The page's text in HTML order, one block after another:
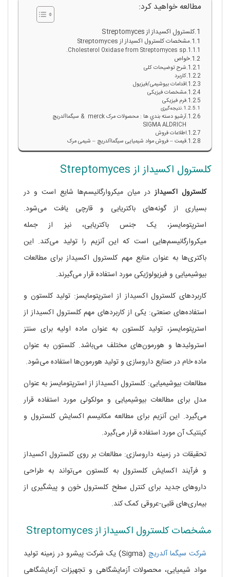
مطالعه خواهید کرد:
کلسترول اکسیداز از Streptomyces
مشخصات کلسترول اکسیداز از Streptomyces
Cholesterol Oxidase from Streptomyces sp.
خواص
شرح توضیحات کلی
کاربرد
اقدامات بیوشیمی/فیزیول
مشخصات فیزیکی
فرم فیزیکی
نتیجه‌گیری
آرشيو دسته بندي ها : محصولات مرک merck & سيگماآلدريچ
SIGMA ALDRICH
اطلاعات فروش
قیمت – فروش مواد شیمیایی سیگماآلدریچ – شیمی مرک
کلسترول اکسیداز از Streptomyces
کلسترول اکسیدازدر میان میکروارگانیسم‌ها شایع است و در
بسیاری از گونه‌های باکتریایی و قارچی یافت می‌شود.
استرپتومایسز، یک جنس باکتریایی، نیز از جمله
میکروارگانیسم‌هایی است که این آنزیم را تولید می‌کند. این
باکتری‌ها به عنوان منابع مهم کلسترول اکسیداز برای مطالعات
بیوشیمیایی و فیزیولوژیکی مورد استفاده قرار می‌گیرند.
کاربردهای کلسترول اکسیداز از استرپتومایسز: تولید کلستون و
استفاده‌های صنعتی: یکی از کاربردهای مهم کلسترول اکسیداز از
استرپتومایسز، تولید کلستون به عنوان ماده اولیه برای سنتز
استروئیدها و هورمون‌های مختلف می‌باشد. کلستون به عنوان
ماده خام در صنایع داروسازی و تولید هورمون‌ها استفاده می‌شود.
مطالعات بیوشیمیایی: کلسترول اکسیداز از استرپتومایسز به عنوان
مدل برای مطالعات بیوشیمیایی و مولکولی مورد استفاده قرار
می‌گیرد. این آنزیم برای مطالعه مکانیسم اکسایش کلسترول و
کینتیک آن مورد استفاده قرار می‌گیرد.
تحقیقات در زمینه داروسازی: مطالعات بر روی کلسترول اکسیداز
و فرآیند اکسایش کلسترول به کلستون می‌تواند به طراحی
داروهای جدید برای کنترل سطح کلسترول خون و پیشگیری از
بیماری‌های قلبی-عروقی کمک کند.
مشخصات کلسترول اکسیداز از Streptomyces
شرکت سیگما آلدریچ
(Sigma) یک شرکت پیشرو در زمینه تولید
مواد شیمیایی، محصولات آزمایشگاهی و تجهیزات آزمایشگاهی